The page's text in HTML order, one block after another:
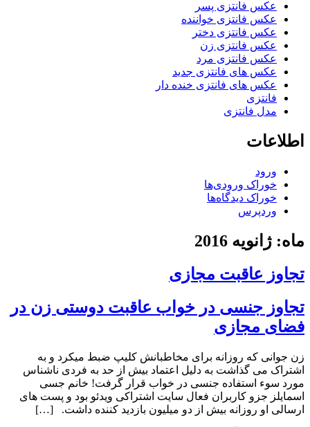
عکس فانتزی پسر
عکس فانتزی خواننده
عکس فانتزی دختر
عکس فانتزی زن
عکس فانتزی مرد
عکس های فانتزی جدید
عکس های فانتزی خنده دار
فانتزی
مدل فانتزی
اطلاعات
ورود
خوراک ورودی‌ها
خوراک دیدگاه‌ها
وردپرس
ماه: ژانویه 2016
تجاوز عاقبت مجازی
تجاوز جنسی در خواب عاقبت دوستی زن در
فضای مجازی
زن جوانی که روزانه برای مخاطبانش کلیپ ضبط میکرد و به
اشتراک می گذاشت به دلیل اعتماد بیش از حد به فردی ناشناس
مورد سوء استفاده جنسی در خواب قرار گرفت! خانم جسی
اسمایلز جزو کاربران فعال سایت اشتراکی ویدئو بود و پست های
ارسالی او روزانه بیش از دو میلیون بازدید کننده داشت. […]